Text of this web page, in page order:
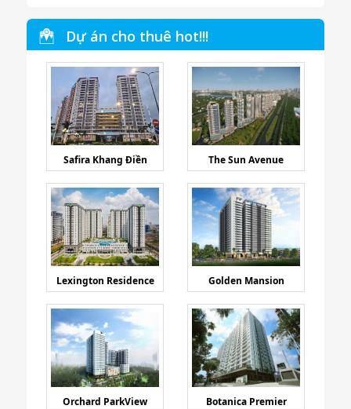
Dự án cho thuê hot!!!
Safira Khang Điền The Sun Avenue
Lexington Residence Golden Mansion
Orchard ParkView Botanica Premier